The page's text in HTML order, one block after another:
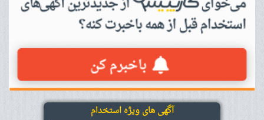
آگهی های ویژه استخدام